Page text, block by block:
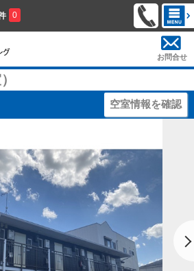
0
お問合せ
空室情報を確認